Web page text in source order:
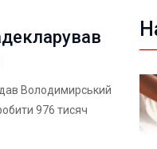
Володимирський
976 тисяч